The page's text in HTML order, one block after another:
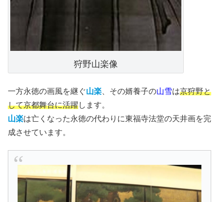
狩野山楽像
一方永徳の画風を継ぐ山楽 、その婿養子の山雪は京狩野と
して京都舞台に活躍します。
山楽は亡くなった永徳の代わりに東福寺法堂の天井画を完
成させています。